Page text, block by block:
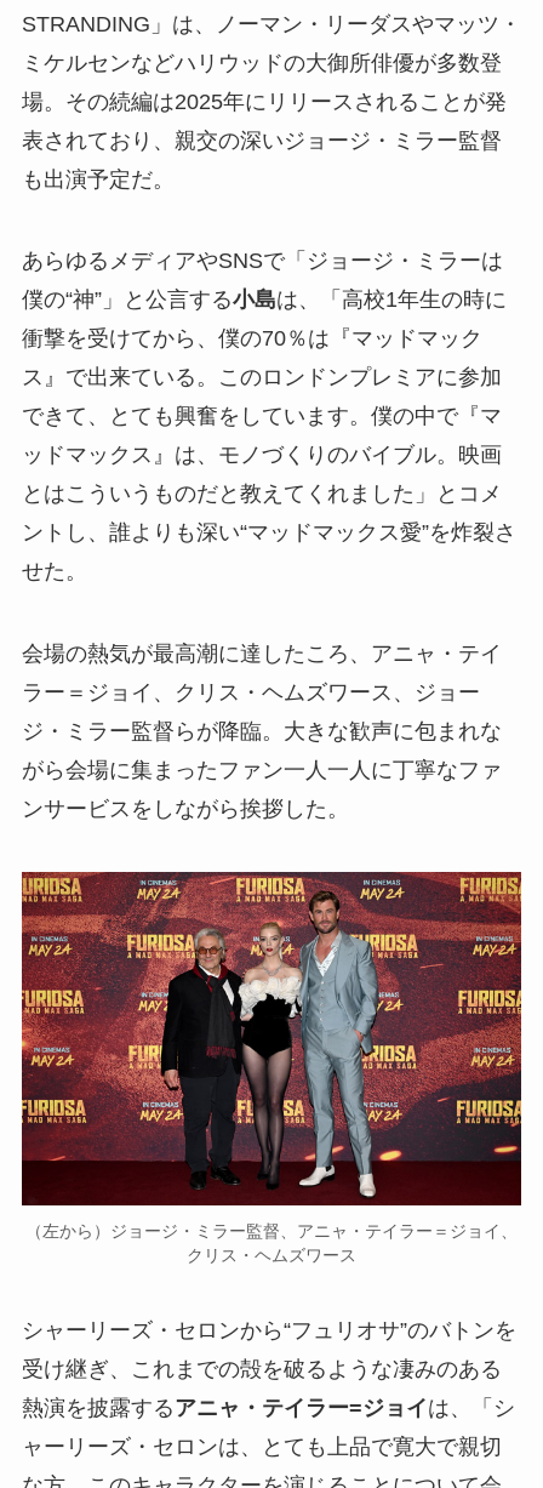
STRANDING」は、ノーマン・リーダスやマッツ・
ミケルセンなどハリウッドの大御所俳優が多数登
場。その続編は2025年にリリースされることが発
表されており、親交の深いジョージ・ミラー監督
も出演予定だ。
あらゆるメディアやSNSで「ジョージ・ミラーは
僕の“神”」と公言する小島は、「高校1年生の時に
衝撃を受けてから、僕の70％は『マッドマック
ス』で出来ている。このロンドンプレミアに参加
できて、とても興奮をしています。僕の中で『マ
ッドマックス』は、モノづくりのバイブル。映画
とはこういうものだと教えてくれました」とコメ
ントし、誰よりも深い“マッドマックス愛”を炸裂さ
せた。
会場の熱気が最高潮に達したころ、アニャ・テイ
ラー＝ジョイ、クリス・ヘムズワース、ジョー
ジ・ミラー監督らが降臨。大きな歓声に包まれな
がら会場に集まったファン一人一人に丁寧なファ
ンサービスをしながら挨拶した。
（左から）ジョージ・ミラー監督、アニャ・テイラー＝ジョイ、
クリス・ヘムズワース
シャーリーズ・セロンから“フュリオサ”のバトンを
受け継ぎ、これまでの殻を破るような凄みのある
熱演を披露するアニャ・テイラー=ジョイは、「シ
ャーリーズ・セロンは、とても上品で寛大で親切